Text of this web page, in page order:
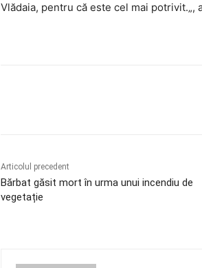
Vlădaia, pentru că este cel mai potrivit.„,
Articolul precedent
Bărbat găsit mort în urma unui incendiu de
vegetație